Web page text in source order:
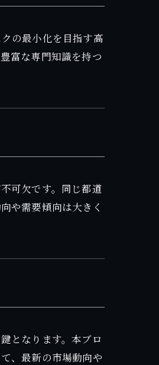
の最小化を目指す高
富な専門知識を持つ
可欠です。同じ都道
や需要傾向は大きく
となります。本ブロ
、最新の市場動向や